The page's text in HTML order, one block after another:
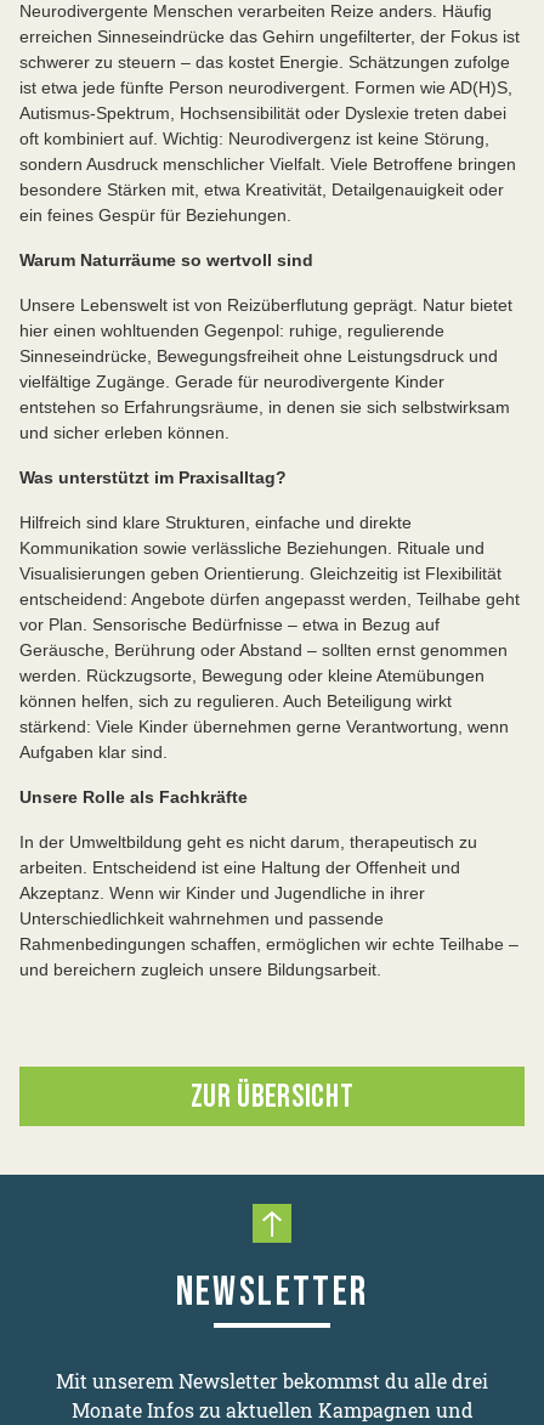
Neurodivergente Menschen verarbeiten Reize anders. Häufig
erreichen Sinneseindrücke das Gehirn ungefilterter, der Fokus ist
schwerer zu steuern – das kostet Energie. Schätzungen zufolge
ist etwa jede fünfte Person neurodivergent. Formen wie AD(H)S,
Autismus-Spektrum, Hochsensibilität oder Dyslexie treten dabei
oft kombiniert auf. Wichtig: Neurodivergenz ist keine Störung,
sondern Ausdruck menschlicher Vielfalt. Viele Betroffene bringen
besondere Stärken mit, etwa Kreativität, Detailgenauigkeit oder
ein feines Gespür für Beziehungen.
Warum Naturräume so wertvoll sind
Unsere Lebenswelt ist von Reizüberflutung geprägt. Natur bietet
hier einen wohltuenden Gegenpol: ruhige, regulierende
Sinneseindrücke, Bewegungsfreiheit ohne Leistungsdruck und
vielfältige Zugänge. Gerade für neurodivergente Kinder
entstehen so Erfahrungsräume, in denen sie sich selbstwirksam
und sicher erleben können.
Was unterstützt im Praxisalltag?
Hilfreich sind klare Strukturen, einfache und direkte
Kommunikation sowie verlässliche Beziehungen. Rituale und
Visualisierungen geben Orientierung. Gleichzeitig ist Flexibilität
entscheidend: Angebote dürfen angepasst werden, Teilhabe geht
vor Plan. Sensorische Bedürfnisse – etwa in Bezug auf
Geräusche, Berührung oder Abstand – sollten ernst genommen
werden. Rückzugsorte, Bewegung oder kleine Atemübungen
können helfen, sich zu regulieren. Auch Beteiligung wirkt
stärkend: Viele Kinder übernehmen gerne Verantwortung, wenn
Aufgaben klar sind.
Unsere Rolle als Fachkräfte
In der Umweltbildung geht es nicht darum, therapeutisch zu
arbeiten. Entscheidend ist eine Haltung der Offenheit und
Akzeptanz. Wenn wir Kinder und Jugendliche in ihrer
Unterschiedlichkeit wahrnehmen und passende
Rahmenbedingungen schaffen, ermöglichen wir echte Teilhabe –
und bereichern zugleich unsere Bildungsarbeit.
ZUR ÜBERSICHT
Nach oben scrollen
NEWSLETTER
Mit unserem Newsletter bekommst du alle drei
Monate Infos zu aktuellen Kampagnen und